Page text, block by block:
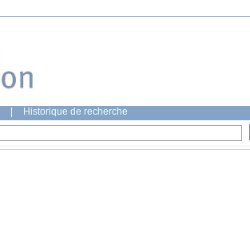
Historique de recherche